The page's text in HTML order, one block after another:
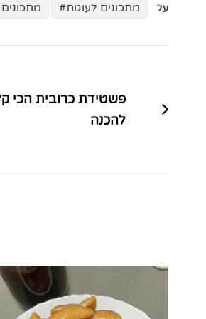
על מתכונים לעוגות
פשטידת כרובית הכי
להכנה